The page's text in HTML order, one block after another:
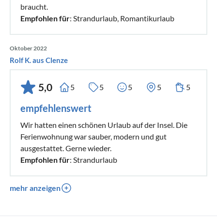
braucht.
Empfohlen für: Strandurlaub, Romantikurlaub
Oktober 2022
Rolf K. aus Clenze
5,0 5 5 5 5 5
empfehlenswert
Wir hatten einen schönen Urlaub auf der Insel. Die
Ferienwohnung war sauber, modern und gut
ausgestattet. Gerne wieder.
Empfohlen für: Strandurlaub
mehr anzeigen